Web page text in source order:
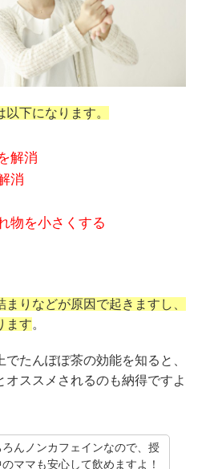
下になります。
解消
消
物を小さくする
りなどが原因で起きますし、
ます。
たんぽぽ茶の効能を知ると、
オススメされるのも納得ですよ
ろんノンカフェインなので、授
ママも安心して飲めますよ！